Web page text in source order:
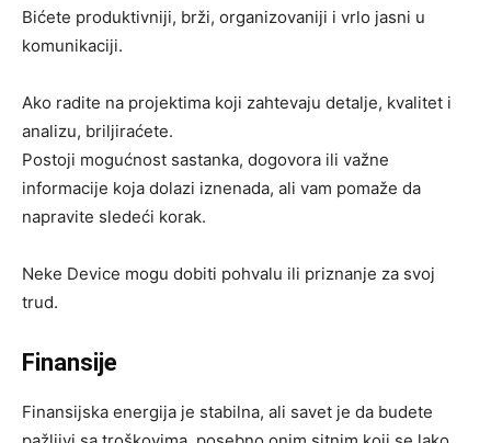
Bićete produktivniji, brži, organizovaniji i vrlo jasni u
komunikaciji.
Ako radite na projektima koji zahtevaju detalje, kvalitet i
analizu, briljiraćete.
Postoji mogućnost sastanka, dogovora ili važne
informacije koja dolazi iznenada, ali vam pomaže da
napravite sledeći korak.
Neke Device mogu dobiti pohvalu ili priznanje za svoj
trud.
Finansije
Finansijska energija je stabilna, ali savet je da budete